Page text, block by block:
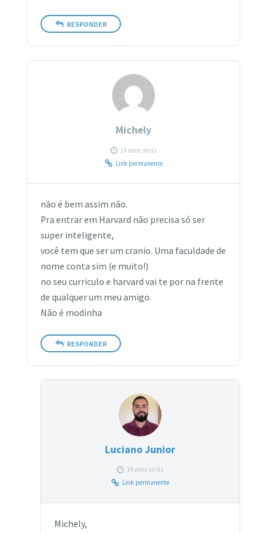
RESPONDER
Michely
14 anos atrás
Link permanente
não é bem assim não.
Pra entrar em Harvard não precisa só ser
super inteligente,
você tem que ser um cranio. Uma faculdade de
nome conta sim (e muito!)
no seu curriculo e harvard vai te por na frente
de qualquer um meu amigo.
Não é modinha
RESPONDER
Luciano Junior
14 anos atrás
Link permanente
Michely,